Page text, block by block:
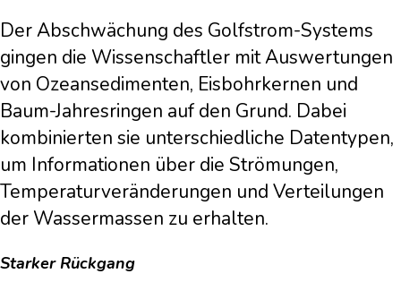
Der Abschwächung des Golfstrom-Systems
gingen die Wissenschaftler mit Auswertungen
von Ozeansedimenten, Eisbohrkernen und
Baum-Jahresringen auf den Grund. Dabei
kombinierten sie unterschiedliche Datentypen,
um Informationen über die Strömungen,
Temperaturveränderungen und Verteilungen
der Wassermassen zu erhalten.
Starker Rückgang